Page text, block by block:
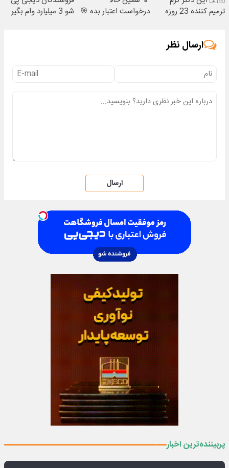
ترمیم کننده 23 روزه
درخواست اعتبار بده 🎯 شو 3 میلیارد وام بگیر
ارسال نظر
ارسال
پربیننده‌ترین اخبار